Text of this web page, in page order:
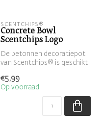
SCENTCHIPS®
Concrete Bowl
Scentchips Logo
De betonnen decoratiepot
van Scentchips® is geschikt
geurkaars...
€5,99
Op voorraad